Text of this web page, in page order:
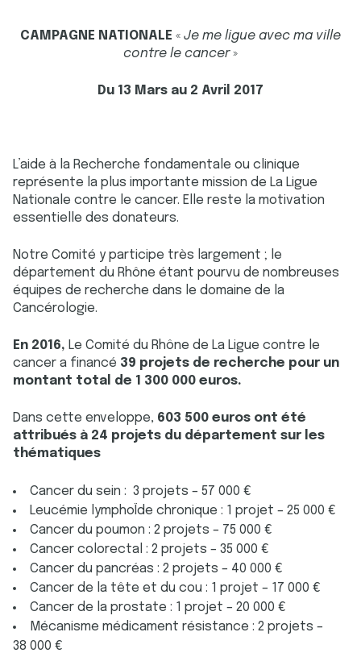
CAMPAGNE NATIONALE « Je me ligue avec ma ville
contre le cancer»
Du 13 Mars au 2 Avril 2017
L’aide à la Recherche fondamentale ou clinique
représente la plus importante mission de La Ligue
Nationale contre le cancer. Elle reste la motivation
essentielle des donateurs.
Notre Comité y participe très largement ; le
département du Rhône étant pourvu de nombreuses
équipes de recherche dans le domaine de la
Cancérologie.
En 2016, Le Comité du Rhône de La Ligue contre le
cancer a financé 39 projets de recherche pour un
montant total de 1 300 000 euros.
Dans cette enveloppe, 603 500 euros ont été
attribués à 24 projets du département sur les
thématiques
Cancer du sein : 3 projets – 57 000 €
Leucémie lymphoÏde chronique : 1 projet – 25 000 €
Cancer du poumon : 2 projets – 75 000 €
Cancer colorectal : 2 projets – 35 000 €
Cancer du pancréas : 2 projets – 40 000 €
Cancer de la tête et du cou : 1 projet – 17 000 €
Cancer de la prostate : 1 projet – 20 000 €
Mécanisme médicament résistance : 2 projets –
38 000 €